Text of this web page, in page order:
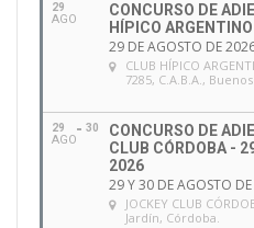
29
AGO
CONCURSO DE
HÍPICO
29 DE AGOSTO DE
CLUB HÍPICO
7285, C.A.B.A.,
29
AGO
30
CONCURSO DE
CLUB CÓRDOBA -
2026
29 Y 30 DE AGOSTO
JOCKEY CLUB
Jardín, Córdoba.